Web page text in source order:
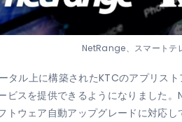
NetRange、スマートテ
タル上に構築されたKTCのアプリス
ビスを提供できるようになりました
トウェア自動アップグレードに対応